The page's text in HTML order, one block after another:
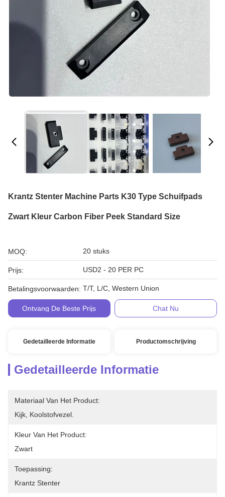
Krantz Stenter Machine Parts K30 Type Schuifpads
Zwart Kleur Carbon Fiber Peek Standard Size
MOQ: 20 stuks
Prijs: USD2 - 20 PER PC
Betalingsvoorwaarden: T/T, L/C, Western Union
Ontvang De Beste Prijs Chat Nu
Gedetailleerde Informatie Productomschrijving
Gedetailleerde Informatie
Materiaal Van Het Product:
Kijk, Koolstofvezel.
Kleur Van Het Product:
Zwart
Toepassing:
Krantz Stenter